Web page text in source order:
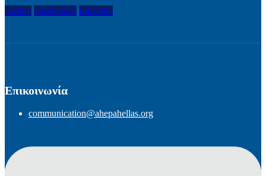
Twitter Facebook-f Linkedin
Επικοινωνία
communication@ahepahellas.org